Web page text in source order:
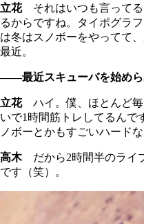
立花それはいつも言ってる
るからですね。タイポグラ
は冬はスノボーをやってて
最近。
――最近スキューバを始めら
立花ハイ。僕、ほとんど毎
いで1時間筋トレしてるんで
ノボーとかもすごいハード
高木だから2時間半のライ
です（笑）。